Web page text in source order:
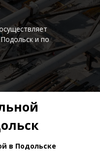
и по
в Подольске